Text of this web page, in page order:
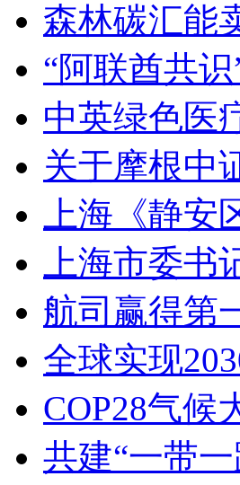
森林碳汇能
“阿联酋共
中英绿色医
关于摩根中
上海《静
上海市委
航司赢得第
全球实现
COP28气候
共建“一带